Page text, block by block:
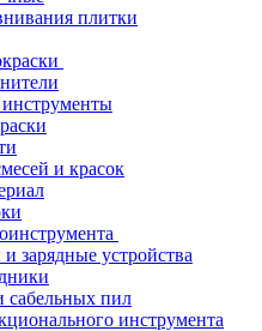
плитки
и красок
зарядные устройства
сабельных пил
инструмента